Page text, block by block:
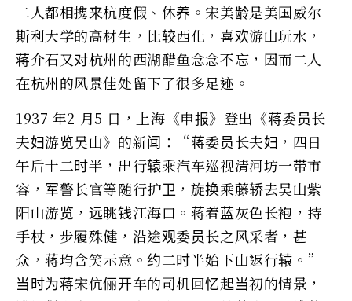
二人都相携来杭度假、休养。宋美龄是美国威尔
斯利大学的高材生，比较西化，喜欢游山玩水，
蒋介石又对杭州的西湖醋鱼念念不忘，因而二人
在杭州的风景佳处留下了很多足迹。
1937 年2 月5 日，上海《申报》登出《蒋委员长
夫妇游览吴山》的新闻：“蒋委员长夫妇，四日
午后十二时半，出行辕乘汽车巡视清河坊一带市
容，军警长官等随行护卫，旋换乘藤轿去吴山紫
阳山游览，远眺钱江海口。蒋着蓝灰色长袍，持
手杖，步履殊健，沿途观委员长之风采者，甚
众，蒋均含笑示意。约二时半始下山返行辕。”
当时为蒋宋伉俪开车的司机回忆起当初的情景，